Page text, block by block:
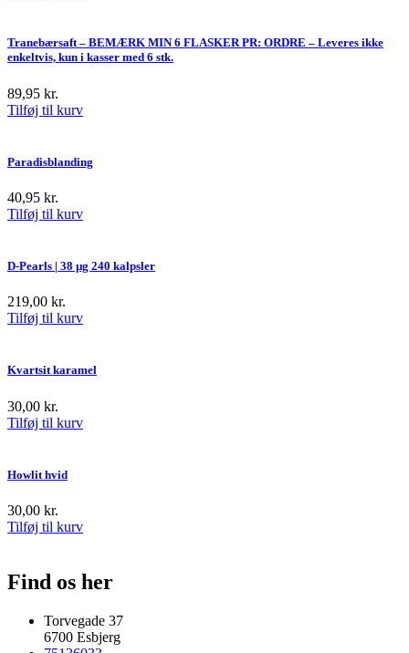
Tranebærsaft – BEMÆRK MIN 6 FLASKER PR: ORDRE – Leveres ikke
enkeltvis, kun i kasser med 6 stk.
89,95 kr.
Tilføj til kurv
Paradisblanding
40,95 kr.
Tilføj til kurv
D-Pearls | 38 µg 240 kalpsler
219,00 kr.
Tilføj til kurv
Kvartsit karamel
30,00 kr.
Tilføj til kurv
Howlit hvid
30,00 kr.
Tilføj til kurv
Find os her
Torvegade 37
6700 Esbjerg